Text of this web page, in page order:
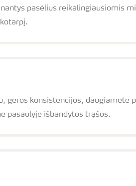
pasėlius reikalingiausiomis
geros konsistencijos,
pasaulyje išbandytos trąšos.